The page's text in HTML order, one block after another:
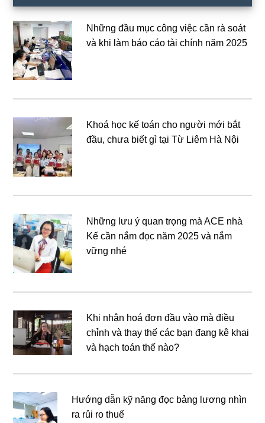
Những đầu mục công việc cần rà soát
và khi làm báo cáo tài chính năm 2025
Khoá học kế toán cho người mới bắt
đầu, chưa biết gì tại Từ Liêm Hà Nội
Những lưu ý quan trọng mà ACE nhà
Kế cần nắm đọc năm 2025 và nắm
vững nhé
Khi nhận hoá đơn đầu vào mà điều
chỉnh và thay thế các bạn đang kê khai
và hạch toán thế nào?
Hướng dẫn kỹ năng đọc bảng lương nhìn
ra rủi ro thuế